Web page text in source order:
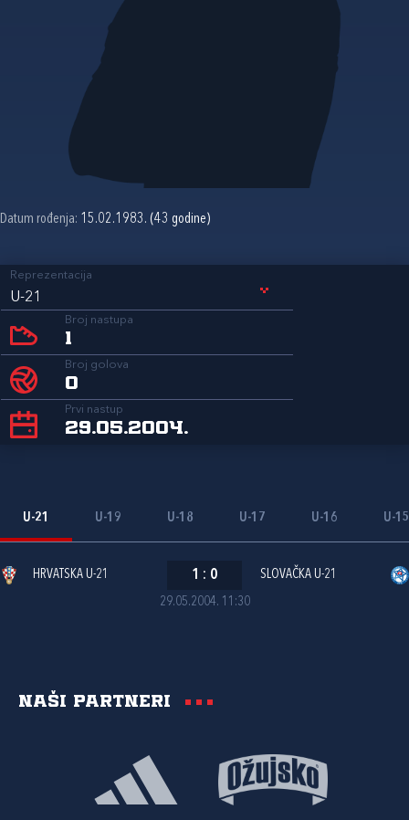
Datum rođenja: 15.02.1983. (43 godine)
Reprezentacija
U-21
Broj nastupa
1
Broj golova
0
Prvi nastup
29.05.2004.
U-21 U-19 U-18 U-17 U-16 U-15
29.05.2004. 11:30
HRVATSKA U-21 1 : 0 SLOVAČKA U-21
Naši partneri